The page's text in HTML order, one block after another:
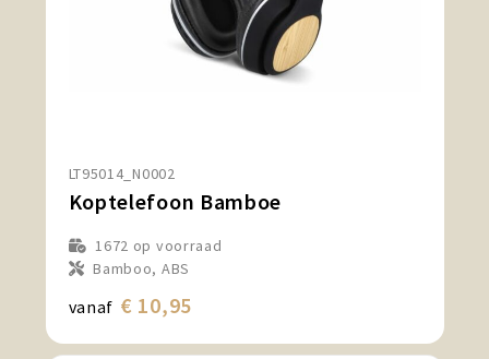
LT95014_N0002
Koptelefoon Bamboe
1672 op voorraad
Bamboo, ABS
vanaf € 10,95